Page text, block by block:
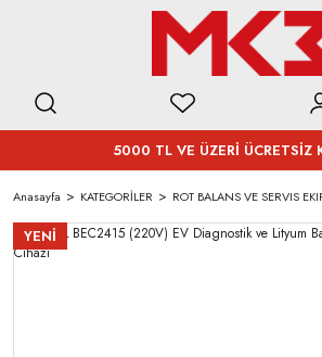
5000 TL VE ÜZERİ ÜCRETSİZ
Anasayfa KATEGORİLER ROT BALANS VE SERVIS
YENİ